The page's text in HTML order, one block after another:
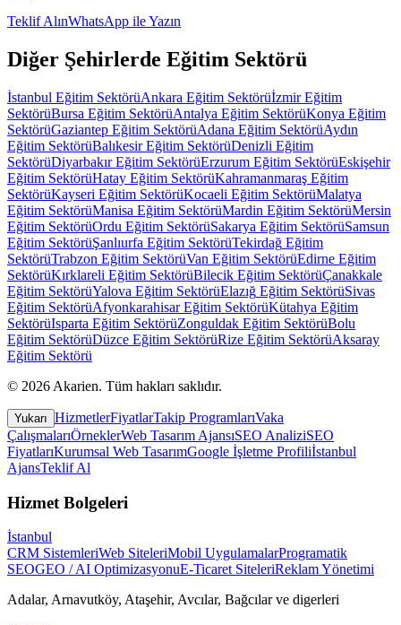
Teklif AlınWhatsApp ile Yazın
Diğer Şehirlerde Eğitim Sektörü
İstanbul Eğitim SektörüAnkara Eğitim Sektörüİzmir Eğitim
SektörüBursa Eğitim SektörüAntalya Eğitim SektörüKonya Eğitim
SektörüGaziantep Eğitim SektörüAdana Eğitim SektörüAydın
Eğitim SektörüBalıkesir Eğitim SektörüDenizli Eğitim
SektörüDiyarbakır Eğitim SektörüErzurum Eğitim SektörüEskişehir
Eğitim SektörüHatay Eğitim SektörüKahramanmaraş Eğitim
SektörüKayseri Eğitim SektörüKocaeli Eğitim SektörüMalatya
Eğitim SektörüManisa Eğitim SektörüMardin Eğitim SektörüMersin
Eğitim SektörüOrdu Eğitim SektörüSakarya Eğitim SektörüSamsun
Eğitim SektörüŞanlıurfa Eğitim SektörüTekirdağ Eğitim
SektörüTrabzon Eğitim SektörüVan Eğitim SektörüEdirne Eğitim
SektörüKırklareli Eğitim SektörüBilecik Eğitim SektörüÇanakkale
Eğitim SektörüYalova Eğitim SektörüElazığ Eğitim SektörüSivas
Eğitim SektörüAfyonkarahisar Eğitim SektörüKütahya Eğitim
SektörüIsparta Eğitim SektörüZonguldak Eğitim SektörüBolu
Eğitim SektörüDüzce Eğitim SektörüRize Eğitim SektörüAksaray
Eğitim Sektörü
© 2026 Akarien. Tüm hakları saklıdır.
Yukarı HizmetlerFiyatlarTakip ProgramlarıVaka
ÇalışmalarıÖrneklerWeb Tasarım AjansıSEO AnaliziSEO
FiyatlarıKurumsal Web TasarımGoogle İşletme Profiliİstanbul
AjansTeklif Al
Hizmet Bolgeleri
İstanbul
CRM SistemleriWeb SiteleriMobil UygulamalarProgramatik
SEOGEO / AI OptimizasyonuE-Ticaret SiteleriReklam Yönetimi
Adalar, Arnavutköy, Ataşehir, Avcılar, Bağcılarve digerleri